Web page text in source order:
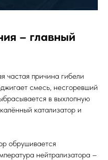
– главный
частая причина гибели
смесь, несгоревший
в выхлопную
катализатор и
обрушивается
нейтрализатора –